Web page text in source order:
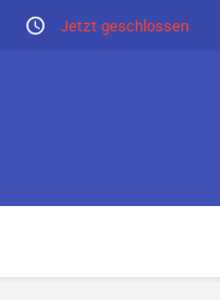
Jetzt geschlossen